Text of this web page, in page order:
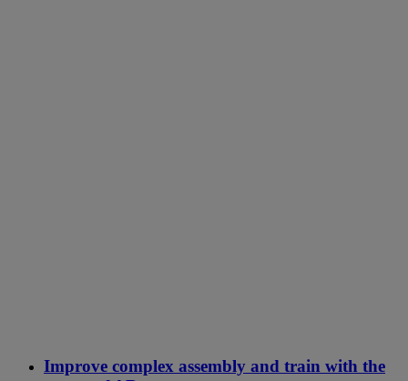
Improve complex assembly and train with the